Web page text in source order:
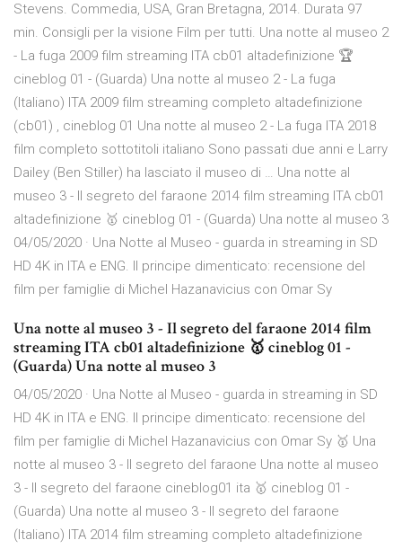
Stevens. Commedia, USA, Gran Bretagna, 2014. Durata 97
min. Consigli per la visione Film per tutti. Una notte al museo 2
- La fuga 2009 film streaming ITA cb01 altadefinizione 🏆
cineblog 01 - (Guarda) Una notte al museo 2 - La fuga
(Italiano) ITA 2009 film streaming completo altadefinizione
(cb01) , cineblog 01 Una notte al museo 2 - La fuga ITA 2018
film completo sottotitoli italiano Sono passati due anni e Larry
Dailey (Ben Stiller) ha lasciato il museo di … Una notte al
museo 3 - Il segreto del faraone 2014 film streaming ITA cb01
altadefinizione 🥇 cineblog 01 - (Guarda) Una notte al museo 3
04/05/2020 · Una Notte al Museo - guarda in streaming in SD
HD 4K in ITA e ENG. Il principe dimenticato: recensione del
film per famiglie di Michel Hazanavicius con Omar Sy
Una notte al museo 3 - Il segreto del faraone 2014 film
streaming ITA cb01 altadefinizione 🥇 cineblog 01 -
(Guarda) Una notte al museo 3
04/05/2020 · Una Notte al Museo - guarda in streaming in SD
HD 4K in ITA e ENG. Il principe dimenticato: recensione del
film per famiglie di Michel Hazanavicius con Omar Sy 🥇 Una
notte al museo 3 - Il segreto del faraone Una notte al museo
3 - Il segreto del faraone cineblog01 ita 🥇 cineblog 01 -
(Guarda) Una notte al museo 3 - Il segreto del faraone
(Italiano) ITA 2014 film streaming completo altadefinizione